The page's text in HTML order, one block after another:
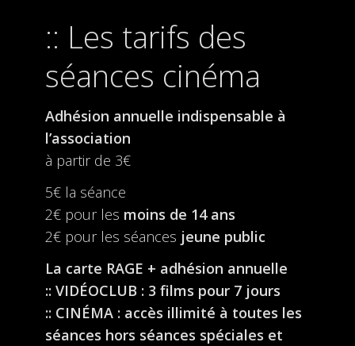
Les tarifs des
séances cinéma
Adhésion annuelle indispensable à
l’association
à partir de 3€
5€ la séance
2€ pour les moins de 14 ans
2€ pour les séances jeune public
La carte RAGE + adhésion annuelle
:: VIDÉOCLUB : 3 films pour 7 jours
:: CINÉMA : accès illimité à toutes les
séances hors séances spéciales et